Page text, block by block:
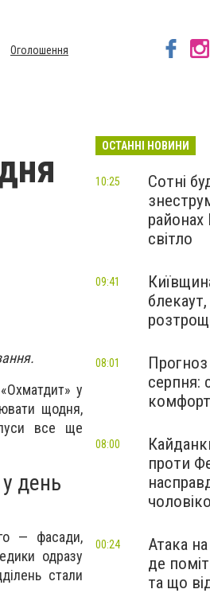
Оголошення
у
щодня,
все ще
день
— фасади,
одразу
стали
ОСТАННІ НОВИНИ
Сотні
світло
10:25
09:41
серпня:
08:01
проти
08:00
Атака
де
та що
00:24